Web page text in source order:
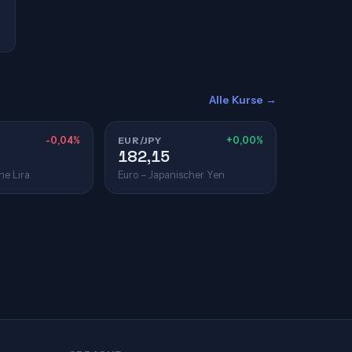
Alle Kurse →
-0,04%
Lira
EUR/JPY +0,00%
182,15
Euro – Japanischer Yen